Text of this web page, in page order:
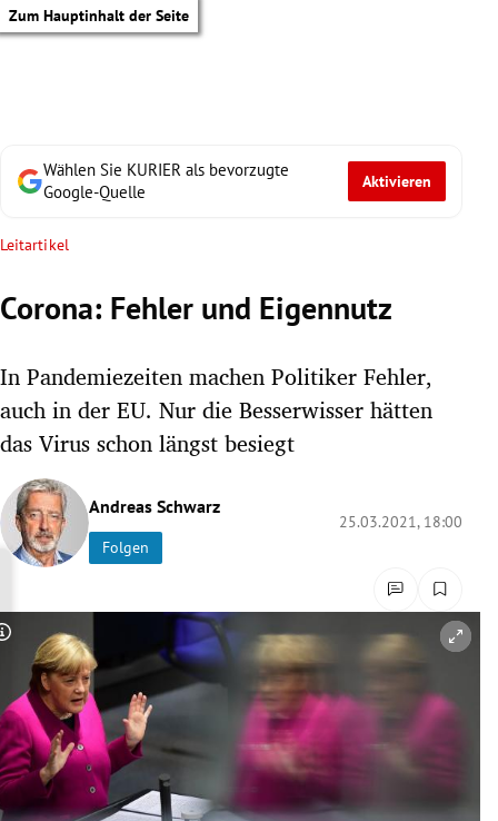
Zum Hauptinhalt der Seite
Untermenü
Untermenü
Untermenü
Untermenü
Untermenü
Untermenü
Wählen Sie KURIER als bevorzugte
Google-Quelle
Aktivieren
Leitartikel
Corona: Fehler und Eigennutz
In Pandemiezeiten machen Politiker Fehler,
auch in der EU. Nur die Besserwisser hätten
das Virus schon längst besiegt
Andreas Schwarz
Folgen
25.03.2021, 18:00
Copyright-Hinweis öffnen/schließen